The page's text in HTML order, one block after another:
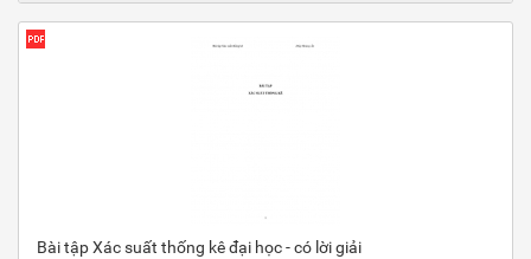
Bài tập Xác suất thống kê đại học - có lời giải